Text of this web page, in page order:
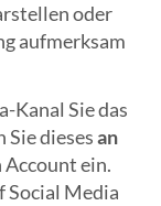
oder
aufmerksam
Kanal Sie das
diesesan
ein.
Social Media